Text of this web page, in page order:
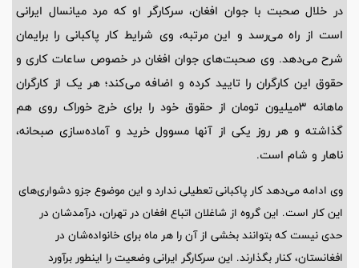
در خلال صحبت با جوان افغان، سرکارگر او که مرد میانسال ایرانی
است از راه می‌رسد و این مرتبه، وی شرایط کار پاکبانی را برایمان
شرح می‌دهد. وی صحبت‌های جوان افغان در خصوص ساعات کاری و
حقوق این کارگران را تایید کرده و اضافه می‌کند؛ هر یک از کارگران
ماهانه 3‌میلیون تومان از حقوق خود را برای خرج خوراک روی هم
گذاشته و هر روز یکی از آنها مسوول خرید و آماده‌سازی صبحانه،
ناهار و شام است.
وی ادامه می‌دهد کار پاکبانی تعطیلی ندارد و این موضوع جزو دشواری‌های
این کار است. این گروه از شاغلان اتباع افغان در تهران، درآمدشان در
حدی نیست که بتوانند بخشی از آن را هر ماه برای خانواده‌شان در
افغانستان، کنار بگذارند. این سرکارگر ایرانی وضعیت را اینطور برآورد